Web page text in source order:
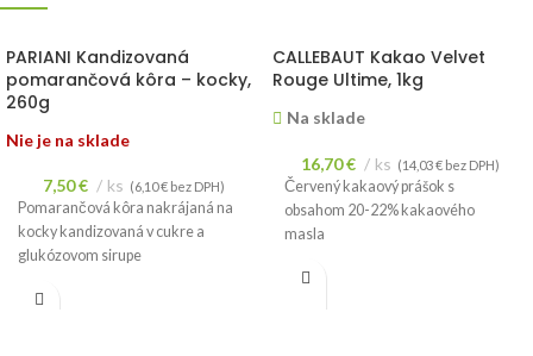
PARIANI Kandizovaná
pomarančová kôra – kocky,
260g
Nie je na sklade
7,50€ ks (6,10€bez DPH)
Pomarančová kôra nakrájaná na
kocky kandizovaná v cukre a
glukózovom sirupe
CALLEBAUT Kakao Velvet
Rouge Ultime, 1kg
Na sklade
16,70€ ks (14,03€bez DPH)
Červený kakaový prášok s
obsahom 20-22% kakaového
masla